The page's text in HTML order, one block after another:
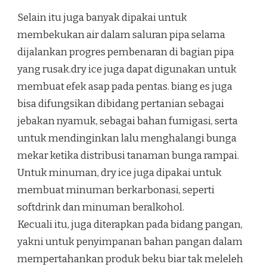
Selain itu juga banyak dipakai untuk
membekukan air dalam saluran pipa selama
dijalankan progres pembenaran di bagian pipa
yang rusak.dry ice juga dapat digunakan untuk
membuat efek asap pada pentas. biang es juga
bisa difungsikan dibidang pertanian sebagai
jebakan nyamuk, sebagai bahan fumigasi, serta
untuk mendinginkan lalu menghalangi bunga
mekar ketika distribusi tanaman bunga rampai.
Untuk minuman, dry ice juga dipakai untuk
membuat minuman berkarbonasi, seperti
softdrink dan minuman beralkohol.
Kecuali itu, juga diterapkan pada bidang pangan,
yakni untuk penyimpanan bahan pangan dalam
mempertahankan produk beku biar tak meleleh